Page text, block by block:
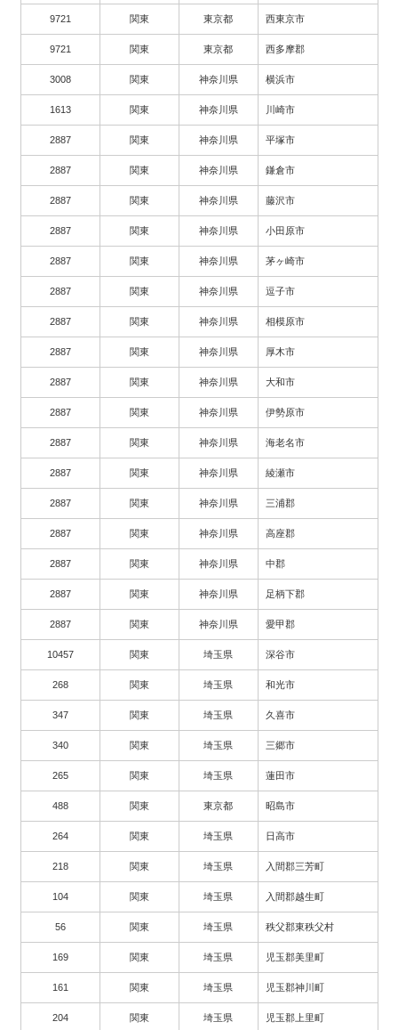
9721 関東 東京都 西東京市
9721 関東 東京都 西多摩郡
3008 関東 神奈川県 横浜市
1613 関東 神奈川県 川崎市
2887 関東 神奈川県 平塚市
2887 関東 神奈川県 鎌倉市
2887 関東 神奈川県 藤沢市
2887 関東 神奈川県 小田原市
2887 関東 神奈川県 茅ヶ崎市
2887 関東 神奈川県 逗子市
2887 関東 神奈川県 相模原市
2887 関東 神奈川県 厚木市
2887 関東 神奈川県 大和市
2887 関東 神奈川県 伊勢原市
2887 関東 神奈川県 海老名市
2887 関東 神奈川県 綾瀬市
2887 関東 神奈川県 三浦郡
2887 関東 神奈川県 高座郡
2887 関東 神奈川県 中郡
2887 関東 神奈川県 足柄下郡
2887 関東 神奈川県 愛甲郡
10457 関東 埼玉県 深谷市
268 関東 埼玉県 和光市
347 関東 埼玉県 久喜市
340 関東 埼玉県 三郷市
265 関東 埼玉県 蓮田市
488 関東 東京都 昭島市
264 関東 埼玉県 日高市
218 関東 埼玉県 入間郡三芳町
104 関東 埼玉県 入間郡越生町
56 関東 埼玉県 秩父郡東秩父村
169 関東 埼玉県 児玉郡美里町
161 関東 埼玉県 児玉郡神川町
204 関東 埼玉県 児玉郡上里町